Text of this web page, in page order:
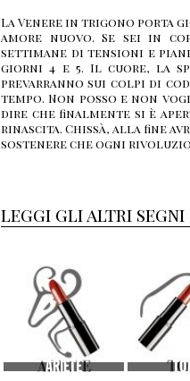
La Venere in trigono porta
amore nuovo. Se sei in
settimane di tensioni e
giorni 4 e 5. Il cuore, la
prevarranno sui colpi di
tempo. Non posso e non
dire che finalmente si è
rinascita. Chissà, alla fine
sostenere che ogni
leggi gli altri segni
ARIETE